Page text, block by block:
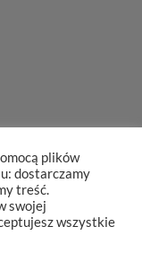
REKLAMACJE
plików
dostarczamy
treść.
swojej
wszystkie